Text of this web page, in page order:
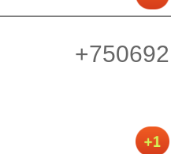
+750692